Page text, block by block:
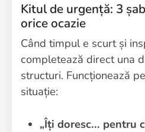
Kitul de urgență: 3
orice ocazie
Când timpul e scurt și
completează direct una
structuri. Funcționează
situație:
„Îți doresc... pentru